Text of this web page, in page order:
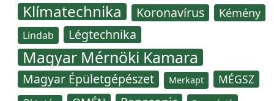
Klímatechnika Koronavírus Kémény
Lindab Légtechnika
Magyar Mérnöki Kamara
Magyar Épületgépészet Merkapt MÉGSZ